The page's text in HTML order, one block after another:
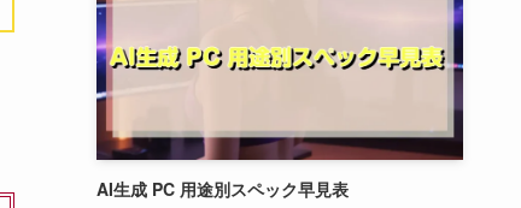
AI生成 PC 用途別スペック早見表